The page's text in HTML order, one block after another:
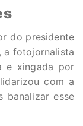
do presidente
a fotojornalista
e xingada por
com a
banalizar esse